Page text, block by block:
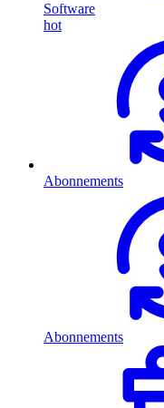
Software
hot
Abonnements
Abonnements